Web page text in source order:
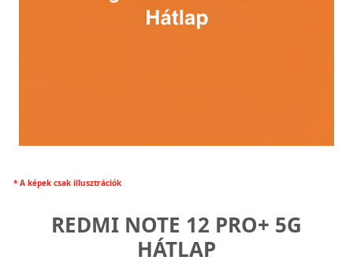
* A képek csak illusztrációk
REDMI NOTE 12 PRO+ 5G
HÁTLAP